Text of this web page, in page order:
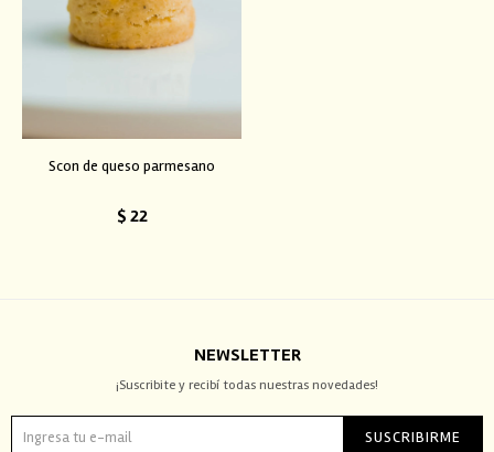
Scon de queso parmesano
$ 22
NEWSLETTER
¡Suscribite y recibí todas nuestras novedades!
SUSCRIBIRME